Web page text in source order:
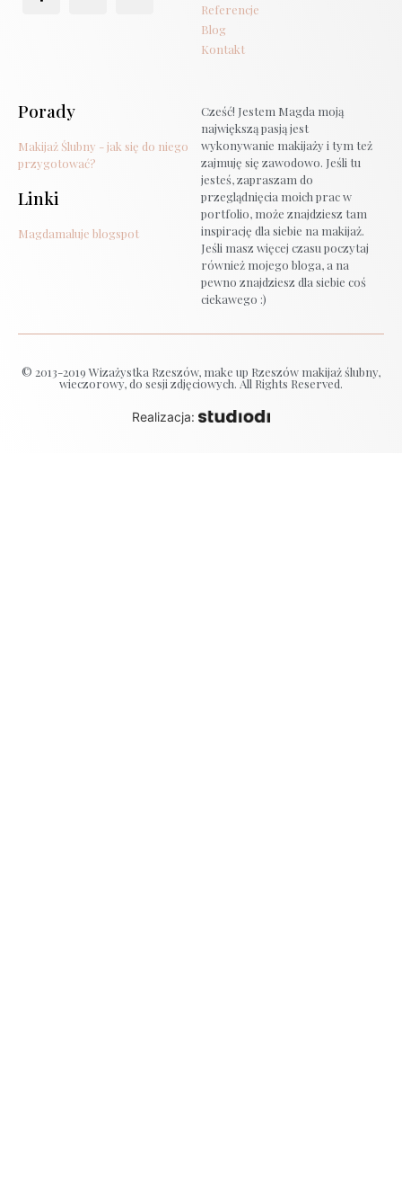
Referencje
Blog
Kontakt
Porady
Makijaż Ślubny - jak się do niego
przygotować?
Linki
Magdamaluje blogspot
Cześć! Jestem Magda moją
największą pasją jest
wykonywanie makijaży i tym też
zajmuję się zawodowo. Jeśli tu
jesteś, zapraszam do
przeglądnięcia moich prac w
portfolio, może znajdziesz tam
inspirację dla siebie na makijaż.
Jeśli masz więcej czasu poczytaj
również mojego bloga, a na
pewno znajdziesz dla siebie coś
ciekawego :)
© 2013-2019 Wizażystka Rzeszów, make up Rzeszów makijaż ślubny,
wieczorowy, do sesji zdjęciowych. All Rights Reserved.
Realizacja: